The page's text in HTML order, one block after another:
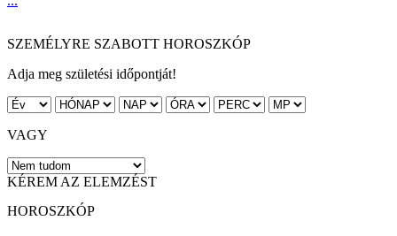
SZEMÉLYRE SZABOTT HOROSZKÓP
Adja meg születési időpontját!
VAGY
KÉREM AZ ELEMZÉST
HOROSZKÓP